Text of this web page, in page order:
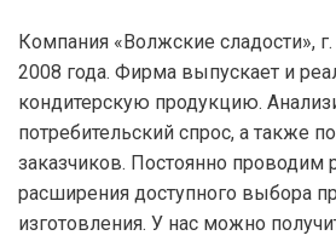
Компания «Волжские сладости»,
2008 года. Фирма выпускает и
кондитерскую продукцию.
потребительский спрос, а также
заказчиков. Постоянно проводим
расширения доступного выбора
изготовления. У нас можно